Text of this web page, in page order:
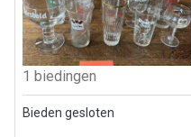
1 biedingen
Bieden gesloten